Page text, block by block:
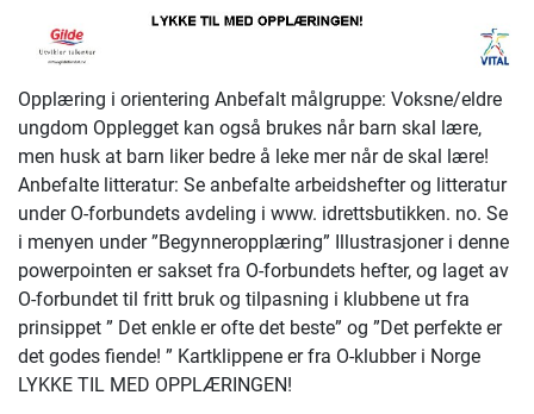
Opplæring i orientering Anbefalt målgruppe: Voksne/eldre
ungdom Opplegget kan også brukes når barn skal lære,
men husk at barn liker bedre å leke mer når de skal lære!
Anbefalte litteratur: Se anbefalte arbeidshefter og litteratur
under O-forbundets avdeling i www. idrettsbutikken. no. Se
i menyen under ”Begynneropplæring” Illustrasjoner i denne
powerpointen er sakset fra O-forbundets hefter, og laget av
O-forbundet til fritt bruk og tilpasning i klubbene ut fra
prinsippet ” Det enkle er ofte det beste” og ”Det perfekte er
det godes fiende! ” Kartklippene er fra O-klubber i Norge
LYKKE TIL MED OPPLÆRINGEN!